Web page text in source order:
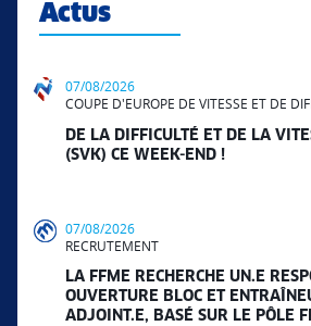
Actus
07/08/2026
COUPE D'EUROPE DE VITESSE ET DE
DE LA DIFFICULTÉ ET DE LA
(SVK) CE WEEK-END !
07/08/2026
RECRUTEMENT
LA FFME RECHERCHE UN.E
OUVERTURE BLOC ET
ADJOINT.E, BASÉ SUR LE PÔLE